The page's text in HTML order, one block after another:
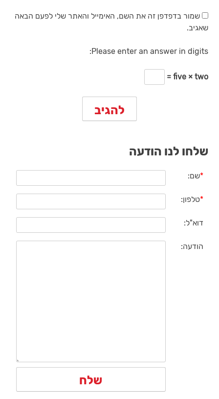
שמור בדפדפן זה את השם, האימייל והאתר שלי לפעם הבאה
שאגיב.
Please enter an answer in digits:
five × two =
שלחו לנו הודעה
*שם:
*טלפון:
דוא"ל:
הודעה: